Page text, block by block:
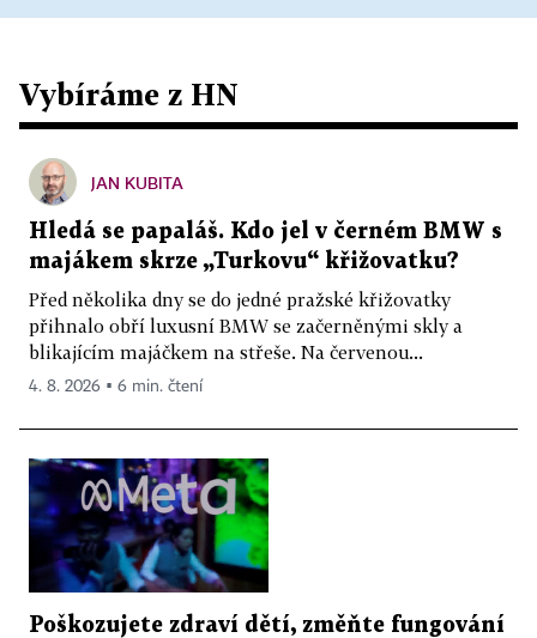
Vybíráme z HN
JAN KUBITA
Hledá se papaláš. Kdo jel v černém BMW s
majákem skrze „Turkovu“ křižovatku?
Před několika dny se do jedné pražské křižovatky
přihnalo obří luxusní BMW se začerněnými skly a
blikajícím majáčkem na střeše. Na červenou...
4. 8. 2026 ▪ 6 min. čtení
Poškozujete zdraví dětí, změňte fungování